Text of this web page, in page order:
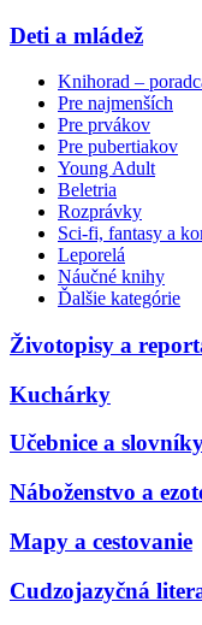
Deti a mládež
Knihorad –
Pre najmenších
Pre prvákov
Pre pubertiakov
Young Adult
Beletria
Rozprávky
Sci-fi, fantasy a
Leporelá
Náučné knihy
Ďalšie kategórie
Životopisy a
Kuchárky
Učebnice a
Náboženstvo a
Mapy a cestovanie
Cudzojazyčná